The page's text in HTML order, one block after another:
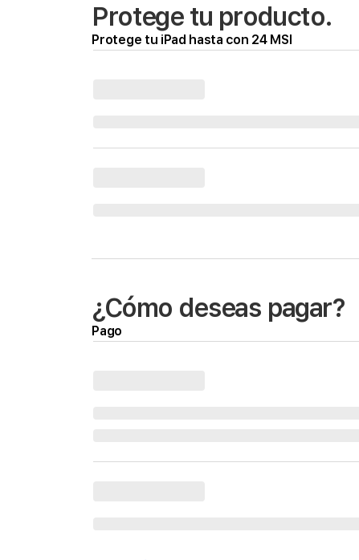
Protege tu producto.
Protege tu iPad hasta con 24 MSI
¿Cómo deseas pagar?
Pago